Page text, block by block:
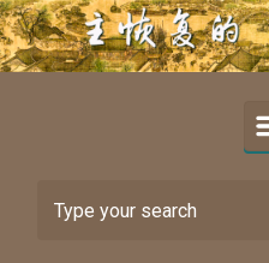
Skip to main content